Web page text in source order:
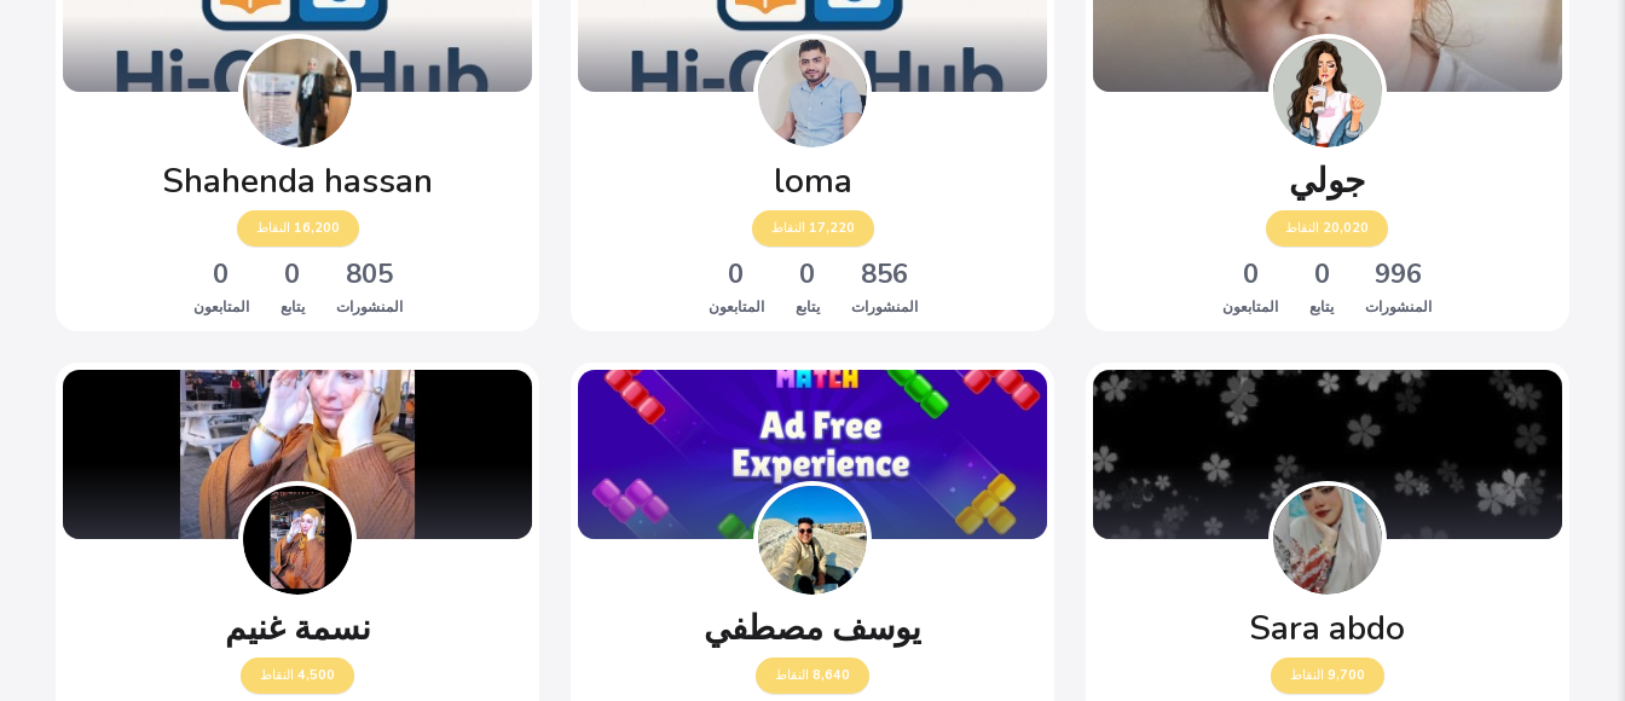
جولي
20,020 النقاط
996
المنشورات
0
يتابع
0
المتابعون
loma
17,220 النقاط
856
المنشورات
0
يتابع
0
المتابعون
Shahenda hassan
16,200 النقاط
805
المنشورات
0
يتابع
0
المتابعون
Sara abdo
9,700 النقاط
يوسف مصطفي
8,640النقاط
نسمة غنيم
4,500النقاط